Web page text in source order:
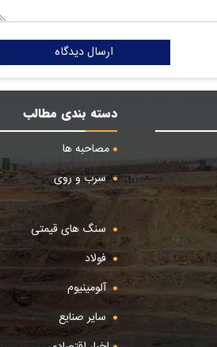
ارسال دیدگاه
دسته بندی مطالب
مصاحبه ها
سرب و روی
سنگ های قیمتی
فولاد
آلومینیوم
سایر صنایع